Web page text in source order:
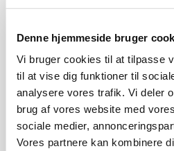
Denne hjemmeside bruger
Vi bruger cookies til at tilpasse
til at vise dig funktioner til
analysere vores trafik. Vi deler
brug af vores website med
sociale medier,
Vores partnere kan kombinere
4261, Dalmose